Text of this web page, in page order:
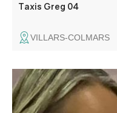
Taxis Greg 04
VILLARS-COLMARS
J'accompagne les
mieux se connaître et à